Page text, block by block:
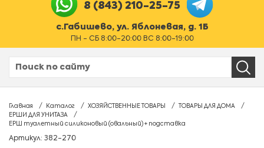
8 (843) 210-25-75
с.Габишево, ул. Яблоневая, д. 1Б
ПН - СБ 8:00-20:00 ВС 8:00-19:00
Главная Каталог ХОЗЯЙСТВЕННЫЕ ТОВАРЫ
ТОВАРЫ ДЛЯ ДОМА
ЕРШИ ДЛЯ УНИТАЗА
ЕРШ туалетный силиконовый (овальный) + подставка
Артикул: 382-270